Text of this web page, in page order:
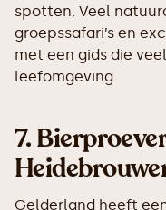
spotten. Veel
groepssafari’s en
met een gids die
leefomgeving.
7.
Gelderland heeft